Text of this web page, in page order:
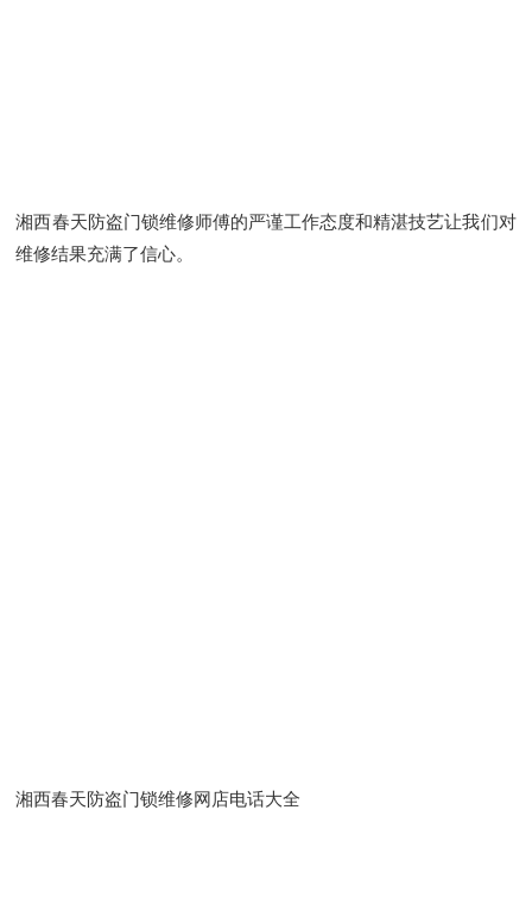
湘西春天防盗门锁维修师傅的严谨工作态度和精湛技艺让我们对
维修结果充满了信心。
湘西春天防盗门锁维修网店电话大全